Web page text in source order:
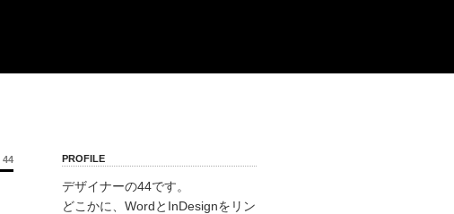
44 PROFILE
デザイナーの44です。
どこかに、WordとInDesignをリン